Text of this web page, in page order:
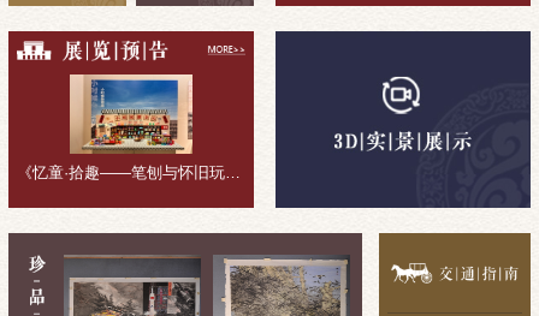
《忆童·拾趣——笔刨与怀旧玩具收藏展》展览回顾